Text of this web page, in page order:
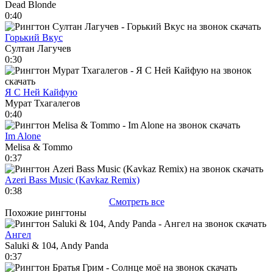
Dead Blonde
0:40
Горький Вкус
Султан Лагучев
0:30
Я С Ней Кайфую
Мурат Тхагалегов
0:40
Im Alone
Melisa & Tommo
0:37
Azeri Bass Music (Kavkaz Remix)
0:38
Смотреть все
Похожие рингтоны
Ангел
Saluki & 104, Andy Panda
0:37